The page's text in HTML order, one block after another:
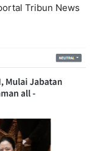
Tribun News